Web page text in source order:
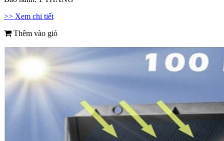
>> Xem chi tiết
Thêm vào giỏ